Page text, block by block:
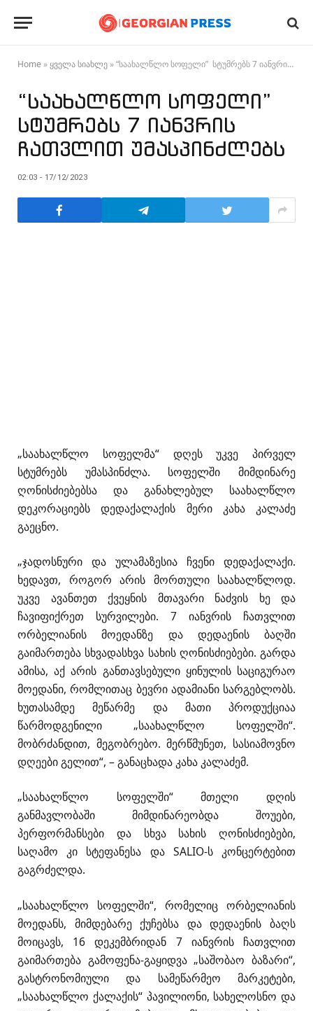
Home » ყველა სიახლე »“საახალწლო სოფელი” სტუმრებს 7 იანვრის ჩათვლით უმასპინძლებს
“საახალწლო სოფელი”
სტუმრებს 7 იანვრის
ჩათვლით უმასპინძლებს
02:03 - 17/12/2023
„საახალწლო სოფელმა“ დღეს უკვე პირველ
სტუმრებს უმასპინძლა. სოფელში მიმდინარე
ღონისძიებებსა და განახლებულ საახალწლო
დეკორაციებს დედაქალაქის მერი კახა კალაძე
გაეცნო.
„ჯადოსნური და ულამაზესია ჩვენი დედაქალაქი.
ხედავთ, როგორ არის მორთული საახალწლოდ.
უკვე ავანთეთ ქვეყნის მთავარი ნაძვის ხე და
ჩავიფიქრეთ სურვილები. 7 იანვრის ჩათვლით
ორბელიანის მოედანზე და დედაენის ბაღში
გაიმართება სხვადასხვა სახის ღონისძიებები. გარდა
ამისა, აქ არის განთავსებული ყინულის საციგურაო
მოედანი, რომლითაც ბევრი ადამიანი სარგებლობს.
ხუთასამდე მეწარმე და მათი პროდუქციაა
წარმოდგენილი „საახალწლო სოფელში“.
მობრძანდით, მეგობრებო. მერწმუნეთ, სასიამოვნო
დღეები გელით“, – განაცხადა კახა კალაძემ.
„საახალწლო სოფელში“ მთელი დღის
განმავლობაში მიმდინარეობდა შოუები,
პერფორმანსები და სხვა სახის ღონისძიებები,
საღამო კი სტეფანესა და SALIO-ს კონცერტებით
გაგრძელდა.
„საახალწლო სოფელში“, რომელიც ორბელიანის
მოედანს, მიმდებარე ქუჩებსა და დედაენის ბაღს
მოიცავს, 16 დეკემბრიდან 7 იანვრის ჩათვლით
გაიმართება გამოფენა-გაყიდვა „საშობაო ბაზარი“,
გასტრონომიული და სამეწარმეო მარკეტები,
„საახალწლო ქალაქის“ პავილიონი, სახელოსნო და